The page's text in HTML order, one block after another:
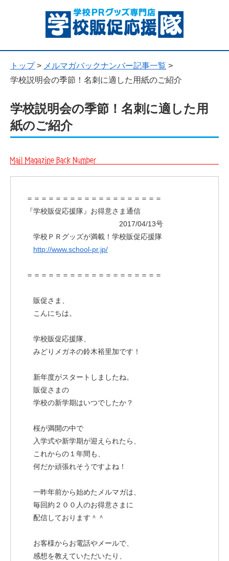
トップ> メルマガバックナンバー記事一覧 >
学校説明会の季節！名刺に適した用紙のご紹介
学校説明会の季節！名刺に適した用
紙のご紹介
＝＝＝＝＝＝＝＝＝＝＝＝＝＝＝＝＝＝＝
『学校販促応援隊』お得意さま通信
2017/04/13号
学校ＰＲグッズが満載！学校販促応援隊
http://www.school-pr.jp/
＝＝＝＝＝＝＝＝＝＝＝＝＝＝＝＝＝＝＝
販促さま、
こんにちは。
学校販促応援隊、
みどりメガネの鈴木裕里加です！
新年度がスタートしましたね。
販促さまの
学校の新学期はいつでしたか？
桜が満開の中で
入学式や新学期が迎えられたら、
これからの１年間も、
何だか頑張れそうですよね！
一昨年前から始めたメルマガは、
毎回約２００人のお得意さまに
配信しております＾＾
お客様からお電話やメールで、
感想を教えていただいたり、